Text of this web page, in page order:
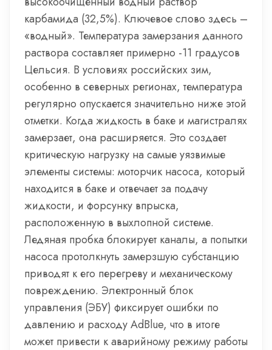
карбамида (32,5%). Ключевое слово здесь –
«водный». Температура замерзания данного
раствора составляет примерно -11 градусов
Цельсия. В условиях российских зим,
особенно в северных регионах, температура
регулярно опускается значительно ниже этой
отметки. Когда жидкость в баке и магистралях
замерзает, она расширяется. Это создает
критическую нагрузку на самые уязвимые
элементы системы: моторчик насоса, который
находится в баке и отвечает за подачу
жидкости, и форсунку впрыска,
расположенную в выхлопной системе.
Ледяная пробка блокирует каналы, а попытки
насоса протолкнуть замерзшую субстанцию
приводят к его перегреву и механическому
повреждению. Электронный блок
управления (ЭБУ) фиксирует ошибки по
давлению и расходу AdBlue, что в итоге
может привести к аварийному режиму работы